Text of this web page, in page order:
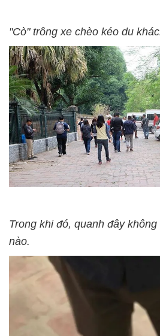
"Cò" trông xe chèo kéo du
Trong khi đó, quanh đây
nào.